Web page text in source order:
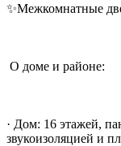
‎✨Межкомнатные
‎ О доме и районе:
‎· Дом: 16 этажей,
звукоизоляцией и